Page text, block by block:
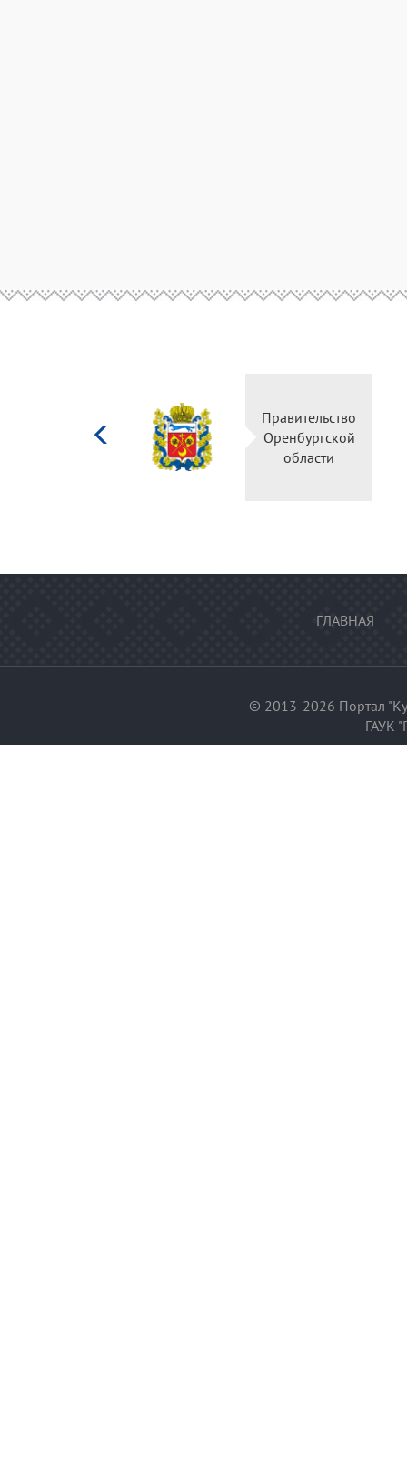
Правительство
Оренбургской
области
ГЛАВНАЯ
© 2013-2026 Портал
ГАУК